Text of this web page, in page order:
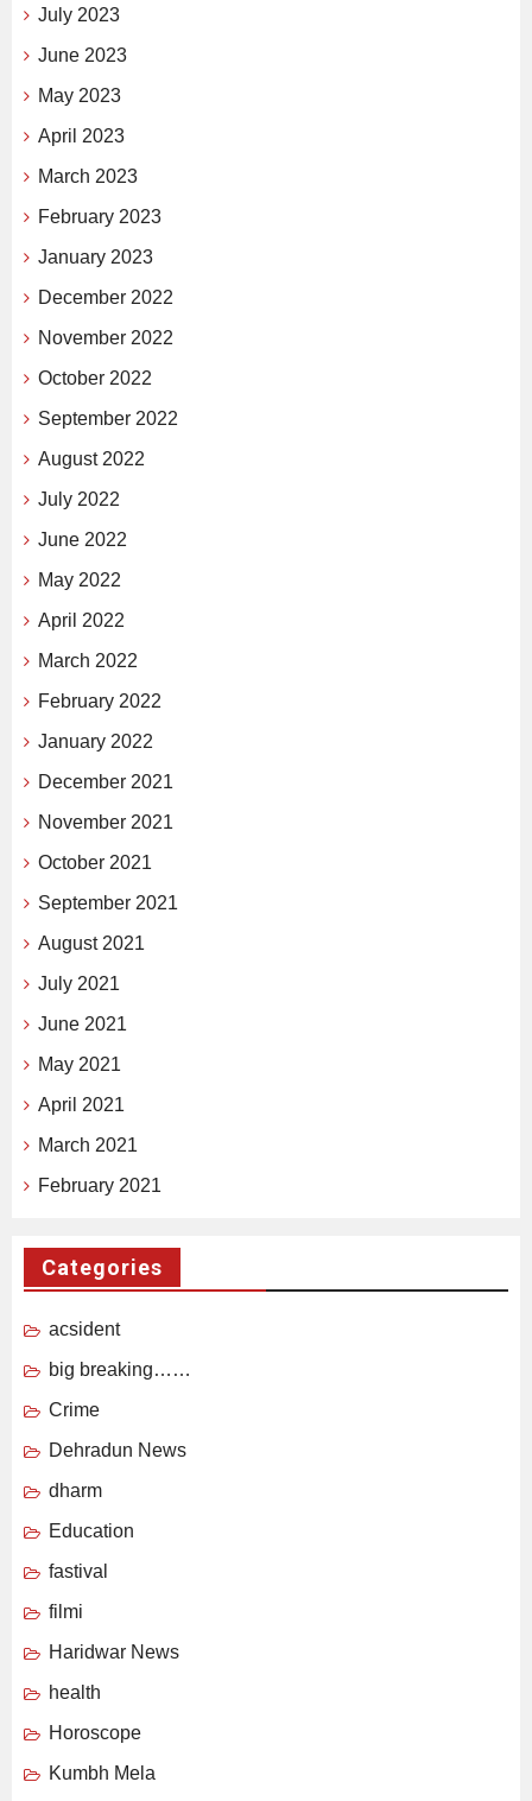
July 2023
June 2023
May 2023
April 2023
March 2023
February 2023
January 2023
December 2022
November 2022
October 2022
September 2022
August 2022
July 2022
June 2022
May 2022
April 2022
March 2022
February 2022
January 2022
December 2021
November 2021
October 2021
September 2021
August 2021
July 2021
June 2021
May 2021
April 2021
March 2021
February 2021
Categories
acsident
big breaking……
Crime
Dehradun News
dharm
Education
fastival
filmi
Haridwar News
health
Horoscope
Kumbh Mela